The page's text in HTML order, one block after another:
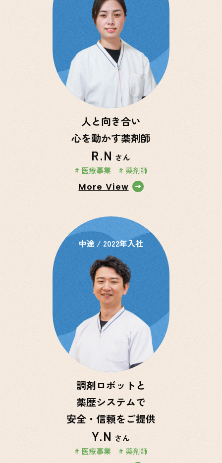
人と向き合い
心を動かす薬剤師
R.N さん
# 医療事業
# 薬剤師
More View
中途 / 2022年入社
調剤ロボットと
薬歴システムで
安全・信頼をご提供
Y.N さん
# 医療事業
# 薬剤師